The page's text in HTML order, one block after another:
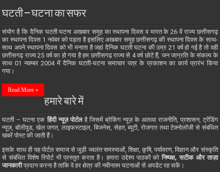
घटती – घटना का सफर
संयोग है कि दैनिक घटती घटना अखबार समूह का स्थापना दिवस व भारत के 26 वें राज्य छत्तीसगढ़
का स्थापना दिवस 1 नवंबर को पड़ता है इसलिए अखबार समूह छत्तीसगढ़ की स्थापना दिवस के साथ-
साथ अपने स्थापना दिवस को भी मनाता है जहां दैनिक घटती घटना की उम्र 21 वर्ष हो गई है तो वही
छत्तीसगढ़ राज्य 25 वर्ष का हो गया है हम छत्तीसगढ़ राज्य से 4 वर्ष छोटे हैं, जन जाग्रति के संकल्प के
साथ 01 नवम्बर 2004 में दैनिक घटती-घटना समाचार पत्र के प्रकाशन का कार्य प्रारंभ किया
गया।
Read More »
हमारे बारे में
घटती – घटना एक हिंदी न्यूज़ पोर्टलहै जिसमें ब्रेकिंग न्यूज़ के अलावा राजनीति, प्रशासन, ट्रेंडिंग
न्यूज़, बॉलीवुड, खेल जगत, लाइफस्टाइल, बिजनेस, सेहत, ब्यूटी, रोजगार तथा टेक्नोलॉजी से संबंधित
खबरें पोस्ट की जाती हैं।
इसके साथ ही यह पोर्टल समाज से जुड़ी ज्वलंत समस्याओं, शिक्षा, कृषि, पर्यावरण, विज्ञान और संस्कृति
से संबंधित विशेष रिपोर्ट भी प्रस्तुत करता है। हमारा उद्देश्य पाठकों कोनिष्पक्ष, सटीक और ताज़ा
जानकारीप्रदान करना है ताकि वे हर क्षेत्र की नवीनतम घटनाओं से अपडेट रह सकें।